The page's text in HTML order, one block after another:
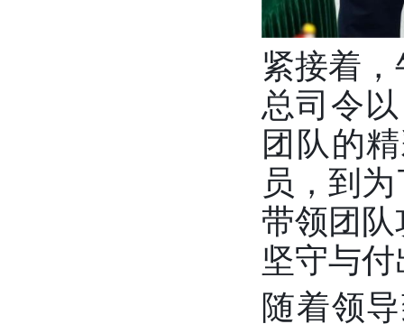
紧接着
总司令
团队的
员，到
带领团
坚守与
随着领